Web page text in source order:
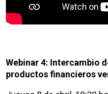
Webinar 4: Intercambio
productos financieros